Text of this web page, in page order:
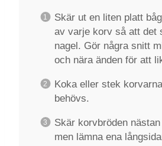
Skär ut en liten platt
av varje korv så att det
nagel. Gör några snitt
och nära änden för att
Koka eller stek
behövs.
Skär korvbröden
men lämna ena